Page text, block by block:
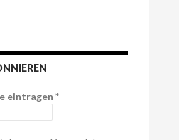
eintragen *